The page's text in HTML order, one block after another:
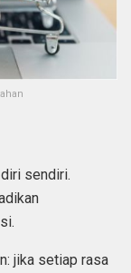
sendiri.
jika setiap rasa